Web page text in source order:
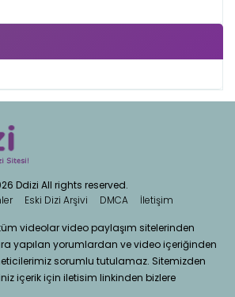
Ddizi All rights reserved.
Eski Dizi Arşivi DMCA İletişim
videolar video paylaşım sitelerinden
yapılan yorumlardan ve video içeriğinden
sorumlu tutulamaz. Sitemizden
içerik için iletisim linkinden bizlere